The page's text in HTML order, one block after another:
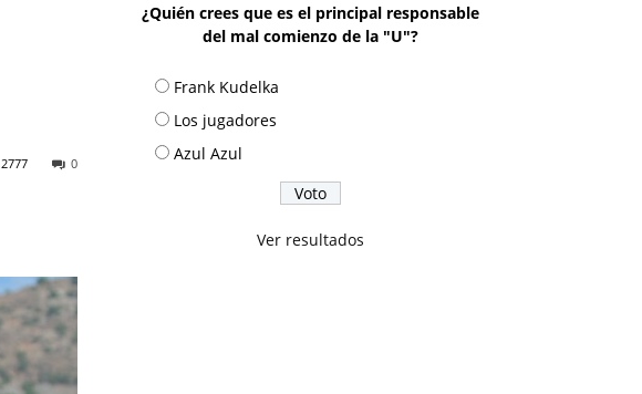
0
2777
¿Quién crees que es el principal responsable
del mal comienzo de la "U"?
Frank Kudelka
Los jugadores
Azul Azul
Ver resultados